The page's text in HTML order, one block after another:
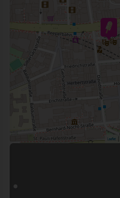
Leaflet